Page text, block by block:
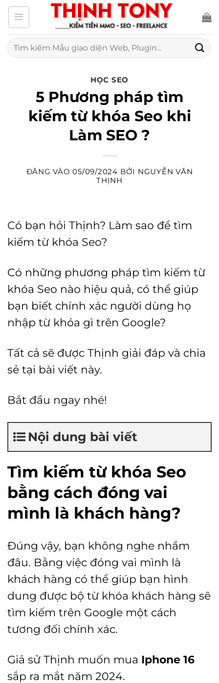
Bỏ
qua
nội
dung
Tìm
kiếm:
HỌC SEO
5 Phương pháp tìm
kiếm từ khóa Seo khi
Làm SEO ?
ĐĂNG VÀO05/09/2024 BỞI NGUYỄN VĂN
THỊNH
Có bạn hỏi Thịnh? Làm sao để tìm
kiếm từ khóa Seo?
Có những phương pháp tìm kiếm từ
khóa Seo nào hiệu quả, có thể giúp
bạn biết chính xác người dùng họ
nhập từ khóa gì trên Google?
Tất cả sẽ được Thịnh giải đáp và chia
sẻ tại bài viết này.
Bắt đầu ngay nhé!
Nội dung bài viết
Tìm kiếm từ khóa Seo
bằng cách đóng vai
mình là khách hàng?
Đúng vậy, bạn không nghe nhầm
đâu. Bằng việc đóng vai mình là
khách hàng có thể giúp bạn hình
dung được bộ từ khóa khách hàng sẽ
tìm kiếm trên Google một cách
tương đối chính xác.
Giả sử Thịnh muốn mua Iphone 16
sắp ra mắt năm 2024.